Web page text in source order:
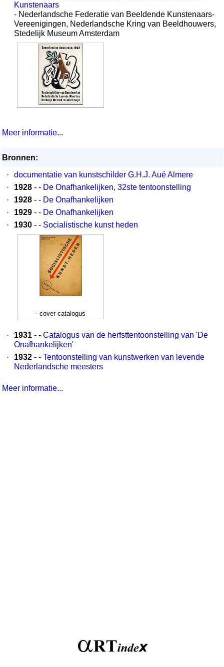
Kunstenaars
- Nederlandsche Federatie van Beeldende Kunstenaars-
Vereenigingen, Nederlandsche Kring van Beeldhouwers,
Stedelijk Museum Amsterdam
Meer informatie...
Bronnen:
·
documentatie van kunstschilder G.H.J. Aué Almere
·
1928 - - De Onafhankelijken, 32ste tentoonstelling
·
1928 - - De Onafhankelijken
·
1929 - - De Onafhankelijken
·
1930 - - Socialistische kunst heden
- cover catalogus
· 1931 - - Catalogus van de herfsttentoonstelling van 'De
Onafhankelijken'
·
1932 - - Tentoonstelling van kunstwerken van levende
Nederlandsche meesters
Meer informatie...